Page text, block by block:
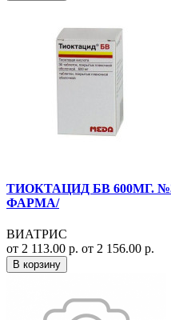
ТИОКТАЦИД БВ 600МГ.
ФАРМА/
ВИАТРИС
от 2 113.00 р. от 2 156.00 р.
В корзину